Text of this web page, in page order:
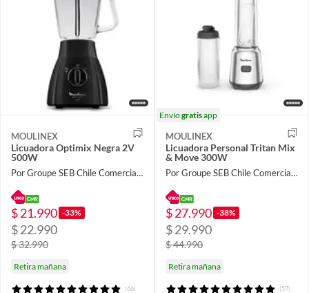
MOULINEX
Licuadora Optimix Negra 2V
500W
Por Groupe SEB Chile Comercial Limitada
$ 21.990 -33%
$ 22.990
$ 32.990
Retira mañana
(66)
Envíogratisapp
MOULINEX
Licuadora Personal Tritan Mix
& Move 300W
Por Groupe SEB Chile Comercial Limitada
$ 27.990 -38%
$ 29.990
$ 44.990
Retira mañana
(57)